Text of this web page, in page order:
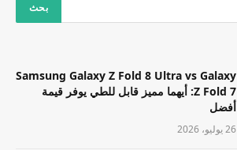
Samsung Galaxy Z Fold 8 Ultra vs Galaxy
Z Fold 7: أيهما مميز قابل للطي يوفر قيمة
أفضل
26 يوليو، 2026